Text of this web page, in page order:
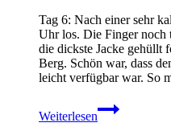
National
Park
über
Mount
Mica
Oracle
Tag 6: Nach einer sehr
Uhr los. Die Finger noch
die dickste Jacke gehüllt
Berg. Schön war, dass
leicht verfügbar war. So
Weiterlesen
Arizona
Trail